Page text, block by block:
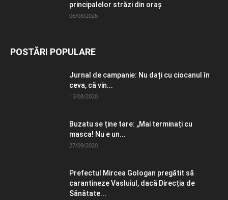
principalelor străzi din oraș
06/08/2026
POSTĂRI POPULARE
Jurnal de campanie: Nu dați cu ciocanul în
ceva, că vin...
15/08/2020
Buzatu se ține tare: „Mai terminați cu
masca! Nu e un...
27/09/2020
Prefectul Mircea Gologan pregătit să
carantineze Vasluiul, dacă Direcția de
Sănătate...